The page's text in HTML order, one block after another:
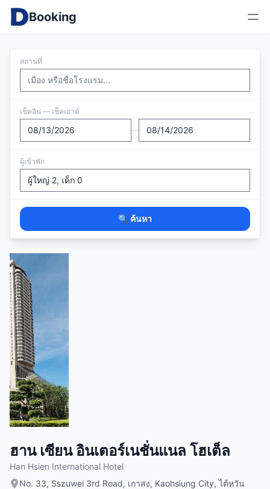
Booking
สถานที่
เช็คอิน — เช็คเอาต์
—
ผู้เข้าพัก
🔍 ค้นหา
ฮาน เซียน อินเตอร์เนชั่นแนล โฮเต็ล
Han Hsien International Hotel
No. 33, Sszuwei 3rd Road, เกาสง, Kaohsiung City, ไต้หวัน